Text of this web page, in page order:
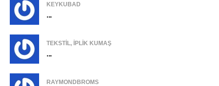
KEYKUBAD
...
TEKSTIL, IPLIK KUMAŞ
...
RAYMONDBROMS